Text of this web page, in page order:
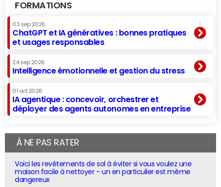
FORMATIONS
03 sep 2026
ChatGPT et IA génératives : bonnes pratiques
et usages responsables
24 sep 2026
Intelligence émotionnelle et gestion du stress
01 oct 2026
IA agentique : concevoir, orchestrer et
déployer des agents autonomes en entreprise
À NE PAS RATER
Voici les revêtements de sol à éviter si vous voulez une
maison facile à nettoyer - un en particulier est même
dangereux